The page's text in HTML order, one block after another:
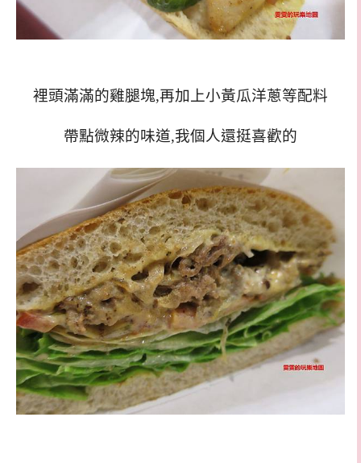
裡頭滿滿的雞腿塊,再加上小黃瓜洋蔥等配料
帶點微辣的味道,我個人還挺喜歡的